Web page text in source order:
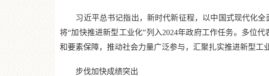
习近平总书记指出，新时代新征程，以中国式现代化全
将“加快推进新型工业化”列入2024年政府工作任务。多位
和要素保障，推动社会力量广泛参与，汇聚扎实推进新型工
步伐加快成绩突出